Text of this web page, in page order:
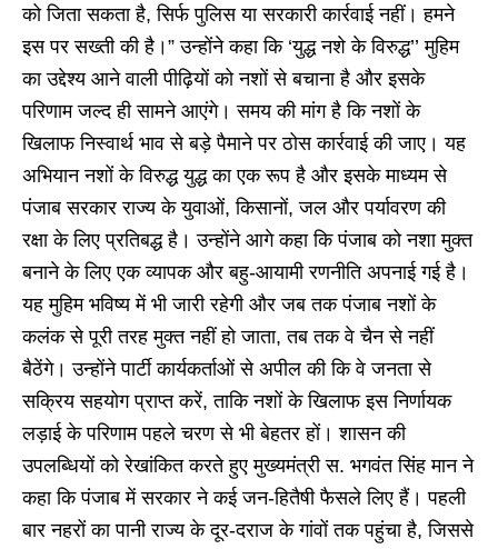
को जिता सकता है, सिर्फ पुलिस या सरकारी कार्रवाई नहीं। हमने
इस पर सख्ती की है।” उन्होंने कहा कि ‘युद्ध नशे के विरुद्ध’’ मुहिम
का उद्देश्य आने वाली पीढ़ियों को नशों से बचाना है और इसके
परिणाम जल्द ही सामने आएंगे। समय की मांग है कि नशों के
खिलाफ निस्वार्थ भाव से बड़े पैमाने पर ठोस कार्रवाई की जाए। यह
अभियान नशों के विरुद्ध युद्ध का एक रूप है और इसके माध्यम से
पंजाब सरकार राज्य के युवाओं, किसानों, जल और पर्यावरण की
रक्षा के लिए प्रतिबद्ध है। उन्होंने आगे कहा कि पंजाब को नशा मुक्त
बनाने के लिए एक व्यापक और बहु-आयामी रणनीति अपनाई गई है।
यह मुहिम भविष्य में भी जारी रहेगी और जब तक पंजाब नशों के
कलंक से पूरी तरह मुक्त नहीं हो जाता, तब तक वे चैन से नहीं
बैठेंगे। उन्होंने पार्टी कार्यकर्ताओं से अपील की कि वे जनता से
सक्रिय सहयोग प्राप्त करें, ताकि नशों के खिलाफ इस निर्णायक
लड़ाई के परिणाम पहले चरण से भी बेहतर हों। शासन की
उपलब्धियों को रेखांकित करते हुए मुख्यमंत्री स. भगवंत सिंह मान ने
कहा कि पंजाब में सरकार ने कई जन-हितैषी फैसले लिए हैं। पहली
बार नहरों का पानी राज्य के दूर-दराज के गांवों तक पहुंचा है, जिससे